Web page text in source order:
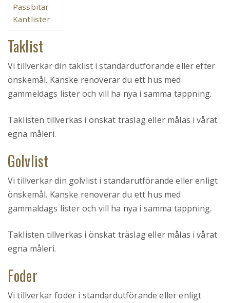
Passbitar
Kantlister
Taklist
Vi tillverkar din taklist i standardutförande eller efter
önskemål. Kanske renoverar du ett hus med
gammeldags lister och vill ha nya i samma tappning.
Taklisten tillverkas i önskat träslag eller målas i vårat
egna måleri.
Golvlist
Vi tillverkar din golvlist i standarutförande eller enligt
önskemål. Kanske renoverar du ett hus med
gammaldags lister och vill ha nya i samma tappning.
Taklisten tillverkas i önskat träslag eller målas i vårat
egna måleri.
Foder
Vi tillverkar foder i standardutförande eller enligt